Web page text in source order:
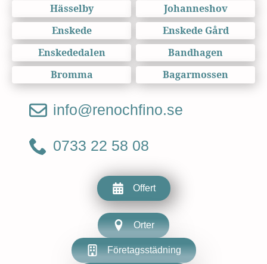
Hässelby
Johanneshov
Enskede
Enskede Gård
Enskededalen
Bandhagen
Bromma
Bagarmossen
info@renochfino.se
0733 22 58 08
Offert
Orter
Företagsstädning